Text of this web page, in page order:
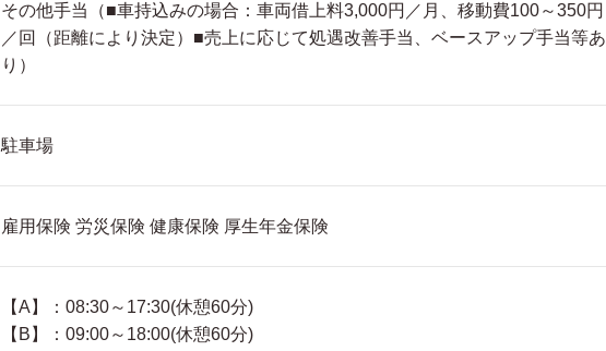
その他手当（■車持込みの場合：車両借上料3,000円／月、移動費100～350円
／回（距離により決定）■売上に応じて処遇改善手当、ベースアップ手当等あ
り）
駐車場
雇用保険 労災保険 健康保険 厚生年金保険
【A】：08:30～17:30(休憩60分)
【B】：09:00～18:00(休憩60分)